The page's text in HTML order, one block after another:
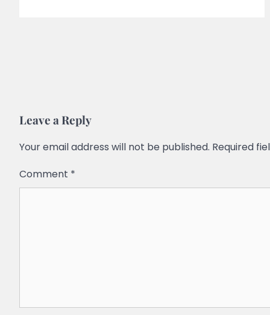
Leave a Reply
Your email address will not be published. Required
Comment *